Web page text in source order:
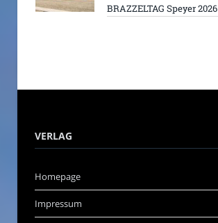
BRAZZELTAG Speyer 2026
VERLAG
Homepage
Impressum